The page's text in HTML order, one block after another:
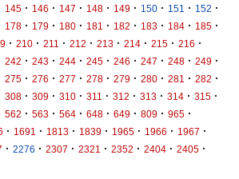
145 · 146 · 147 · 148 · 149 · 150 · 151 · 152 ·
178 · 179 · 180 · 181 · 182 · 183 · 184 · 185 ·
· 210 · 211 · 212 · 213 · 214 · 215 · 216 ·
242 · 243 · 244 · 245 · 246 · 247 · 248 · 249 ·
275 · 276 · 277 · 278 · 279 · 280 · 281 · 282 ·
308 · 309 · 310 · 311 · 312 · 313 · 314 · 315 ·
562 · 563 · 564 · 648 · 649 · 809 · 965 ·
· 1691 · 1813 · 1839 · 1965 · 1966 · 1967 ·
· 2276 · 2307 · 2321 · 2352 · 2404 · 2405 ·